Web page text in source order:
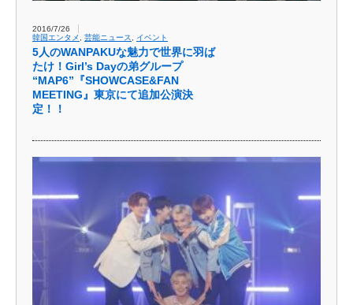
2016/7/26
韓国エンタメ
芸能ニュース イベント
5人のWANPAKUな魅力で世界に羽ば
たけ！Girl’s Dayの弟グループ
“MAP6”『SHOWCASE&FAN
MEETING』東京にて追加公演決
定！！